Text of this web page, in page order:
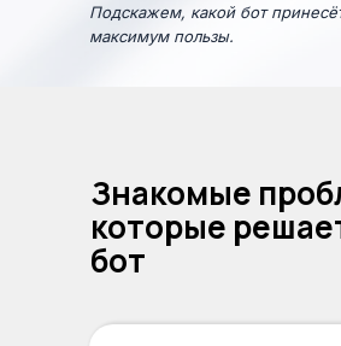
Подскажем, какой бот
максимум пользы.
Знакомые
которые
бот